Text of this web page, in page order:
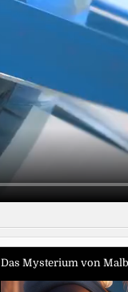
Das Mysterium von